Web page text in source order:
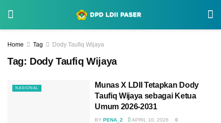
Home Tag Dody Taufiq Wijaya
Tag: Dody Taufiq Wijaya
NASIONAL
Munas X LDII Tetapkan Dody
Taufiq Wijaya sebagai Ketua
Umum 2026-2031
BY PENA_2 APRIL 10, 2026 0